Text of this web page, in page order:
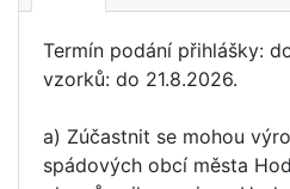
Termín podání přihlášky:
vzorků: do 21.8.2026.
a) Zúčastnit se mohou
spádových obcí města